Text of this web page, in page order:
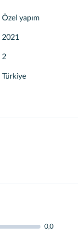
Özel yapım
2021
2
Türkiye
0,0